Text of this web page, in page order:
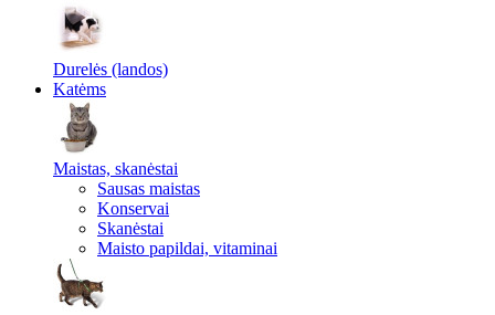
Durelės (landos)
Katėms
Maistas, skanėstai
Sausas maistas
Konservai
Skanėstai
Maisto papildai, vitaminai